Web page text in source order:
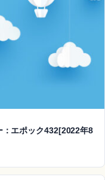
エポック432[2022年8